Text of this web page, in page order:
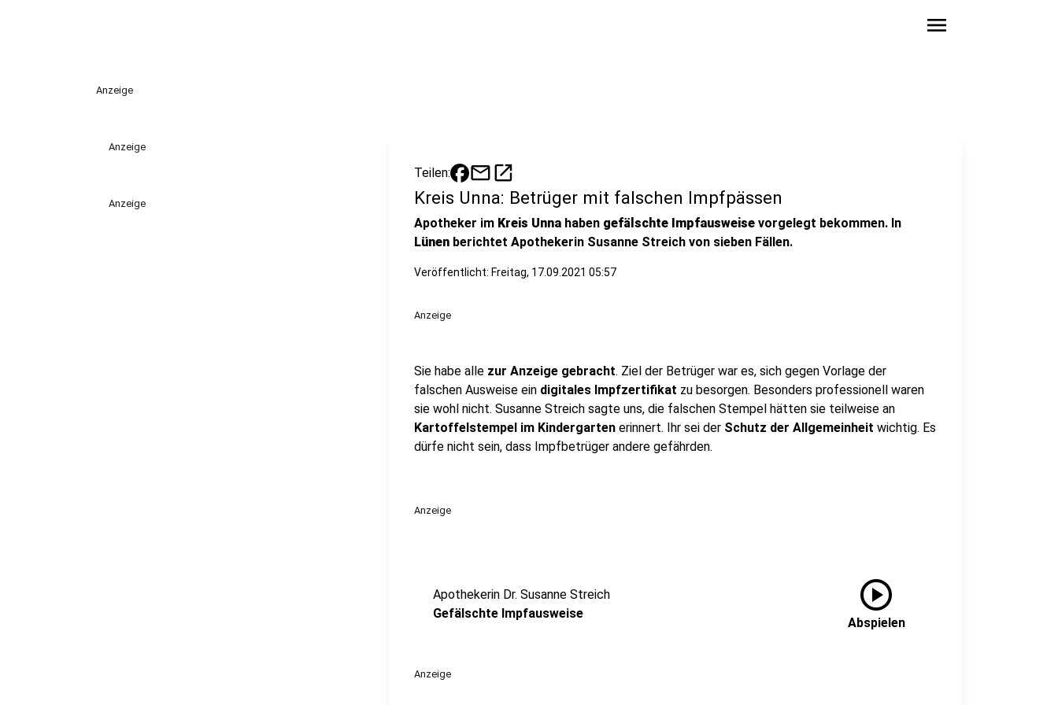
menu
Anzeige
Anzeige
Anzeige
Teilen: mailopen_in_new
Kreis Unna: Betrüger mit falschen Impfpässen
Apotheker im Kreis Unna haben gefälschte Impfausweise vorgelegt bekommen. In
Lünen berichtet Apothekerin Susanne Streich von sieben Fällen.
Veröffentlicht: Freitag, 17.09.2021 05:57
Anzeige
Sie habe alle zur Anzeige gebracht. Ziel der Betrüger war es, sich gegen Vorlage der
falschen Ausweise ein digitales Impfzertifikat zu besorgen. Besonders professionell waren
sie wohl nicht. Susanne Streich sagte uns, die falschen Stempel hätten sie teilweise an
Kartoffelstempel im Kindergarten erinnert. Ihr sei der Schutz der Allgemeinheit wichtig. Es
dürfe nicht sein, dass Impfbetrüger andere gefährden.
Anzeige
Apothekerin Dr. Susanne Streich
Gefälschte Impfausweise
play_circle
Abspielen
Anzeige